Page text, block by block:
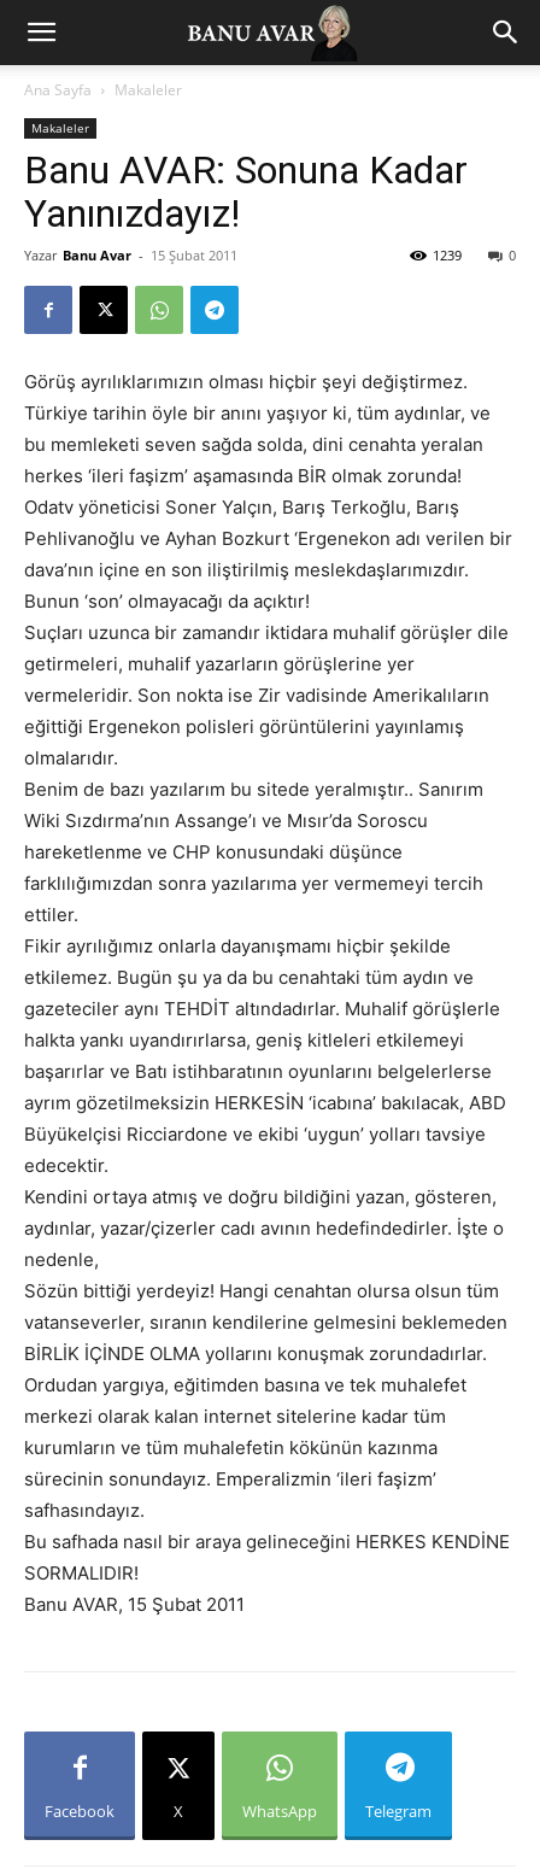
Ana Sayfa Makaleler
Makaleler
Banu AVAR: Sonuna Kadar
Yanınızdayız!
Yazar Banu Avar - 15 Şubat 2011 0
1239
Görüş ayrılıklarımızın olması hiçbir şeyi değiştirmez.
Türkiye tarihin öyle bir anını yaşıyor ki, tüm aydınlar, ve
bu memleketi seven sağda solda, dini cenahta yeralan
herkes ‘ileri faşizm’ aşamasında BİR olmak zorunda!
Odatv yöneticisi Soner Yalçın, Barış Terkoğlu, Barış
Pehlivanoğlu ve Ayhan Bozkurt ‘Ergenekon adı verilen bir
dava’nın içine en son iliştirilmiş meslekdaşlarımızdır.
Bunun ‘son’ olmayacağı da açıktır!
Suçları uzunca bir zamandır iktidara muhalif görüşler dile
getirmeleri, muhalif yazarların görüşlerine yer
vermeleridir. Son nokta ise Zir vadisinde Amerikalıların
eğittiği Ergenekon polisleri görüntülerini yayınlamış
olmalarıdır.
Benim de bazı yazılarım bu sitede yeralmıştır.. Sanırım
Wiki Sızdırma’nın Assange’ı ve Mısır’da Soroscu
hareketlenme ve CHP konusundaki düşünce
farklılığımızdan sonra yazılarıma yer vermemeyi tercih
ettiler.
Fikir ayrılığımız onlarla dayanışmamı hiçbir şekilde
etkilemez. Bugün şu ya da bu cenahtaki tüm aydın ve
gazeteciler aynı TEHDİT altındadırlar. Muhalif görüşlerle
halkta yankı uyandırırlarsa, geniş kitleleri etkilemeyi
başarırlar ve Batı istihbaratının oyunlarını belgelerlerse
ayrım gözetilmeksizin HERKESİN ‘icabına’ bakılacak, ABD
Büyükelçisi Ricciardone ve ekibi ‘uygun’ yolları tavsiye
edecektir.
Kendini ortaya atmış ve doğru bildiğini yazan, gösteren,
aydınlar, yazar/çizerler cadı avının hedefindedirler. İşte o
nedenle,
Sözün bittiği yerdeyiz! Hangi cenahtan olursa olsun tüm
vatanseverler, sıranın kendilerine gelmesini beklemeden
BİRLİK İÇİNDE OLMA yollarını konuşmak zorundadırlar.
Ordudan yargıya, eğitimden basına ve tek muhalefet
merkezi olarak kalan internet sitelerine kadar tüm
kurumların ve tüm muhalefetin kökünün kazınma
sürecinin sonundayız. Emperalizmin ‘ileri faşizm’
safhasındayız.
Bu safhada nasıl bir araya gelineceğini HERKES KENDİNE
SORMALIDIR!
Banu AVAR, 15 Şubat 2011
Facebook X WhatsApp Telegram